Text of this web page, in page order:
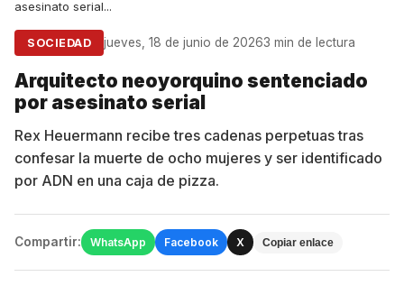
asesinato serial...
SOCIEDAD jueves, 18 de junio de 20263 min de lectura
Arquitecto neoyorquino sentenciado
por asesinato serial
Rex Heuermann recibe tres cadenas perpetuas tras
confesar la muerte de ocho mujeres y ser identificado
por ADN en una caja de pizza.
Compartir: WhatsApp Facebook X Copiar enlace